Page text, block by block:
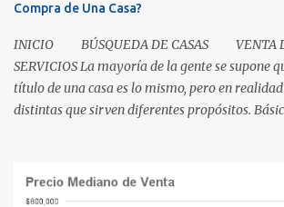
Compra de Una Casa?
INICIO BÚSQUEDA DE CASAS VENTA
SERVICIOS La mayoría de la gente se supone
título de una casa es lo mismo, pero en realidad
distintas que sirven diferentes propósitos.
escuela primaria y ella escribió su nombre en la
representaba el "título" de la caja porque